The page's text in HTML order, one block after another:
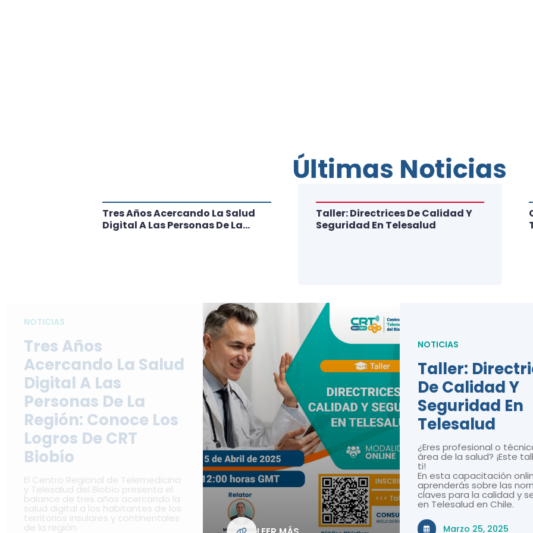
NOTICIAS
Tres Años
Acercando La Salud
Digital A Las
Personas De La
Región: Conoce Los
Logros De CRT
Biobío
El Centro Regional de Telemedicina
y Telesalud del Biobío presenta el
balance de tres años acercando la
salud digital a los habitantes de los
territorios insulares y continentales
de la región.
NOTICIAS
Taller:
De Calidad Y
Seguridad En
Telesalud
¿Eres profesional o
área de la salud? ¡Este
ti!
En esta capacitación
aprenderás sobre las
claves para la calidad y
en Telesalud en Chile.
Marzo 25, 2025
Tres Años Acercando La Salud
Digital A Las Personas De La
Taller: Directrices De Calidad Y
Seguridad En Telesalud
Últimas Noticias